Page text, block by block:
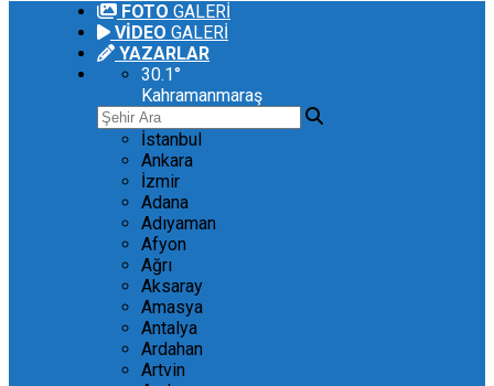
FOTO GALERİ
VİDEO GALERİ
YAZARLAR
30.1°
Kahramanmaraş
İstanbul
Ankara
İzmir
Adana
Adıyaman
Afyon
Ağrı
Aksaray
Amasya
Antalya
Ardahan
Artvin